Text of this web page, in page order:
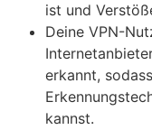
ist und
Deine VPN-
erkannt,
kannst.